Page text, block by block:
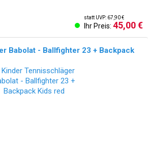
statt UVP: 67,90 €
Ihr Preis: 45,00 €
Babolat - Ballfighter 23 + Backpack